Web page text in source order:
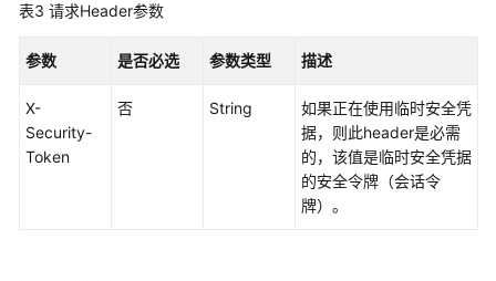
管
表3 请求Header参数
参数 是否必选 参数类型 描述
X-
Security-
Token
否 String
如果正在使用临时安全凭
据，则此header是必需
的，该值是临时安全凭据
的安全令牌（会话令
牌）。